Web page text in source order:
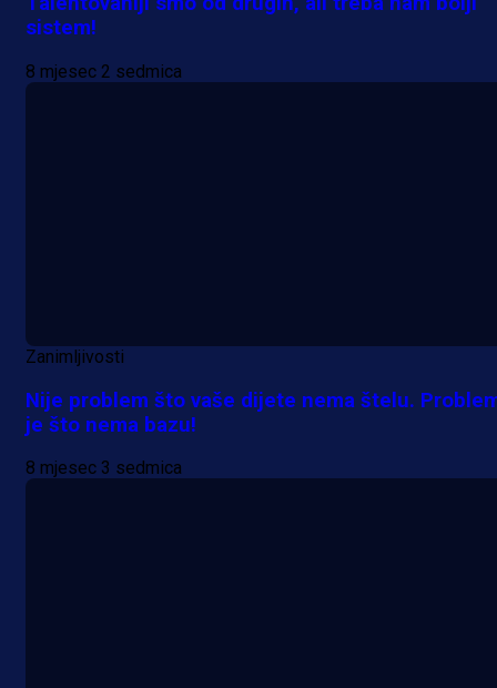
sistem!
8 mjesec 2 sedmica
Zanimljivosti
Nije problem što vaše dijete nema štelu.
je što nema bazu!
8 mjesec 3 sedmica